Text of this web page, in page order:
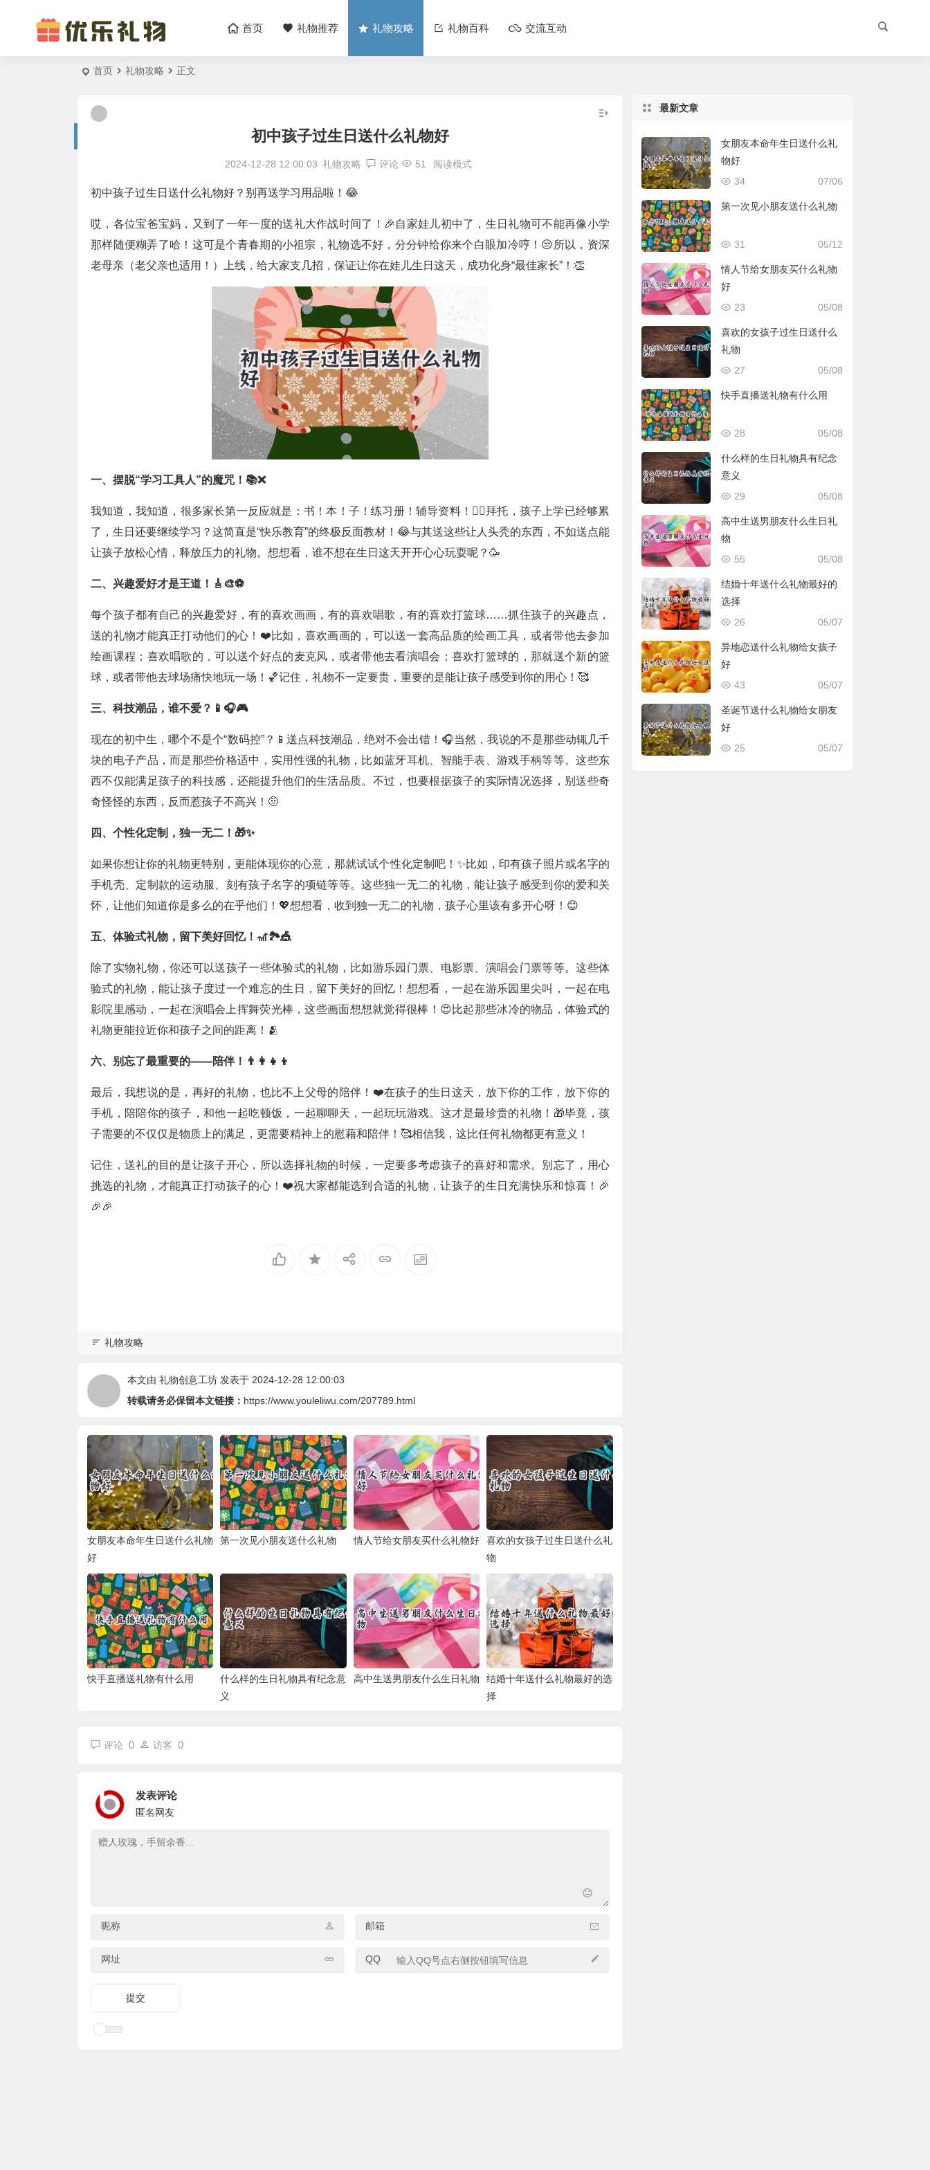
首页 礼物推荐 礼物攻略 礼物百科 交流互动
首页 礼物攻略 正文
初中孩子过生日送什么礼物好
2024-12-28 12:00:03 礼物攻略 评论 51 阅读模式
初中孩子过生日送什么礼物好？别再送学习用品啦！😂
哎，各位宝爸宝妈，又到了一年一度的送礼大作战时间了！🎉自家娃儿初中了，生日礼物可不能再像小学
那样随便糊弄了哈！这可是个青春期的小祖宗，礼物选不好，分分钟给你来个白眼加冷哼！😒所以，资深
老母亲（老父亲也适用！）上线，给大家支几招，保证让你在娃儿生日这天，成功化身“最佳家长”！👏
一、摆脱“学习工具人”的魔咒！📚❌
我知道，我知道，很多家长第一反应就是：书！本！子！练习册！辅导资料！🤦‍♀️拜托，孩子上学已经够累
了，生日还要继续学习？这简直是“快乐教育”的终极反面教材！😂与其送这些让人头秃的东西，不如送点能
让孩子放松心情，释放压力的礼物。想想看，谁不想在生日这天开开心心玩耍呢？🥳
二、兴趣爱好才是王道！🎸🎨⚽
每个孩子都有自己的兴趣爱好，有的喜欢画画，有的喜欢唱歌，有的喜欢打篮球……抓住孩子的兴趣点，
送的礼物才能真正打动他们的心！❤️比如，喜欢画画的，可以送一套高品质的绘画工具，或者带他去参加
绘画课程；喜欢唱歌的，可以送个好点的麦克风，或者带他去看演唱会；喜欢打篮球的，那就送个新的篮
球，或者带他去球场痛快地玩一场！🏀记住，礼物不一定要贵，重要的是能让孩子感受到你的用心！🥰
三、科技潮品，谁不爱？📱🎧🎮
现在的初中生，哪个不是个“数码控”？📱送点科技潮品，绝对不会出错！🎧当然，我说的不是那些动辄几千
块的电子产品，而是那些价格适中，实用性强的礼物，比如蓝牙耳机、智能手表、游戏手柄等等。这些东
西不仅能满足孩子的科技感，还能提升他们的生活品质。不过，也要根据孩子的实际情况选择，别送些奇
奇怪怪的东西，反而惹孩子不高兴！🤨
四、个性化定制，独一无二！🎁✨
如果你想让你的礼物更特别，更能体现你的心意，那就试试个性化定制吧！✨比如，印有孩子照片或名字的
手机壳、定制款的运动服、刻有孩子名字的项链等等。这些独一无二的礼物，能让孩子感受到你的爱和关
怀，让他们知道你是多么的在乎他们！💖想想看，收到独一无二的礼物，孩子心里该有多开心呀！😊
五、体验式礼物，留下美好回忆！🎢🏞️🎪
除了实物礼物，你还可以送孩子一些体验式的礼物，比如游乐园门票、电影票、演唱会门票等等。这些体
验式的礼物，能让孩子度过一个难忘的生日，留下美好的回忆！想想看，一起在游乐园里尖叫，一起在电
影院里感动，一起在演唱会上挥舞荧光棒，这些画面想想就觉得很棒！😍比起那些冰冷的物品，体验式的
礼物更能拉近你和孩子之间的距离！🫂
六、别忘了最重要的——陪伴！👨‍👩‍👧‍👦
最后，我想说的是，再好的礼物，也比不上父母的陪伴！❤️在孩子的生日这天，放下你的工作，放下你的
手机，陪陪你的孩子，和他一起吃顿饭，一起聊聊天，一起玩玩游戏。这才是最珍贵的礼物！🎁毕竟，孩
子需要的不仅仅是物质上的满足，更需要精神上的慰藉和陪伴！🥰相信我，这比任何礼物都更有意义！
记住，送礼的目的是让孩子开心，所以选择礼物的时候，一定要多考虑孩子的喜好和需求。别忘了，用心
挑选的礼物，才能真正打动孩子的心！❤️祝大家都能选到合适的礼物，让孩子的生日充满快乐和惊喜！🎉
🎉🎉
礼物攻略
本文由 礼物创意工坊 发表于 2024-12-28 12:00:03
转载请务必保留本文链接： https://www.youleliwu.com/207789.html
女朋友本命年生日送什么礼物
好
第一次见小朋友送什么礼物 情人节给女朋友买什么礼物好
喜欢的女孩子过生日送什么礼
物
快手直播送礼物有什么用
什么样的生日礼物具有纪念意
义
高中生送男朋友什么生日礼物
结婚十年送什么礼物最好的选
择
评论 0 访客 0
发表评论
匿名网友
昵称 邮箱
网址 QQ
最新文章
女朋友本命年生日送什么礼
物好
07/06
34
第一次见小朋友送什么礼物
05/12
31
情人节给女朋友买什么礼物
好
05/08
23
喜欢的女孩子过生日送什么
礼物
05/08
27
快手直播送礼物有什么用
05/08
28
什么样的生日礼物具有纪念
意义
05/08
29
高中生送男朋友什么生日礼
物
05/08
55
结婚十年送什么礼物最好的
选择
05/07
26
异地恋送什么礼物给女孩子
好
05/07
43
圣诞节送什么礼物给女朋友
好
05/07
25